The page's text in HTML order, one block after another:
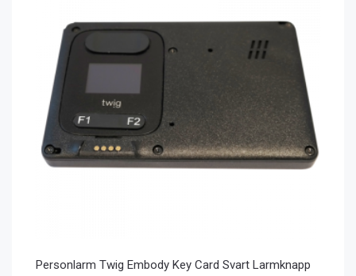
Personlarm Twig Embody Key Card Svart Larmknapp